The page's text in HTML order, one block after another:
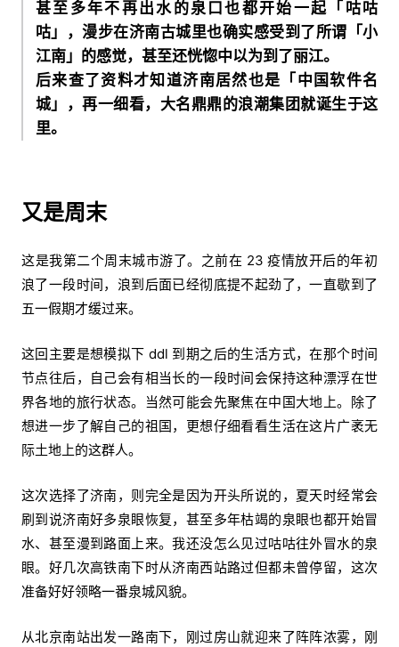
甚至多年不再出水的泉口也都开始一起「咕咕
咕」，漫步在济南古城里也确实感受到了所谓「小
江南」的感觉，甚至还恍惚中以为到了丽江。
后来查了资料才知道济南居然也是「中国软件名
城」，再一细看，大名鼎鼎的浪潮集团就诞生于这
里。
又是周末
这是我第二个周末城市游了。之前在 23 疫情放开后的年初
浪了一段时间，浪到后面已经彻底提不起劲了，一直歇到了
五一假期才缓过来。
这回主要是想模拟下 ddl 到期之后的生活方式，在那个时间
节点往后，自己会有相当长的一段时间会保持这种漂浮在世
界各地的旅行状态。当然可能会先聚焦在中国大地上。除了
想进一步了解自己的祖国，更想仔细看看生活在这片广袤无
际土地上的这群人。
这次选择了济南，则完全是因为开头所说的，夏天时经常会
刷到说济南好多泉眼恢复，甚至多年枯竭的泉眼也都开始冒
水、甚至漫到路面上来。我还没怎么见过咕咕往外冒水的泉
眼。好几次高铁南下时从济南西站路过但都未曾停留，这次
准备好好领略一番泉城风貌。
从北京南站出发一路南下，刚过房山就迎来了阵阵浓雾，刚